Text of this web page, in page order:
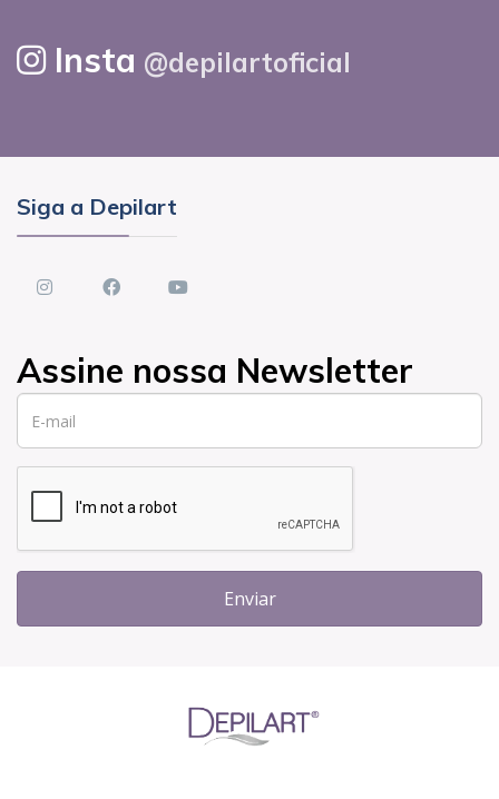
Insta @depilartoficial
Siga a Depilart
instagramFacebookyoutube
Assine nossa Newsletter
Enviar